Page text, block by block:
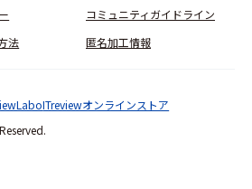
コミュニティガイドライン
法
匿名加工情報
ITreviewオンラインストア